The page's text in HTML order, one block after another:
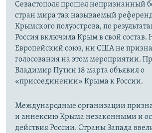
Севастополя прошел непризнанный
стран мира так называемый
Крымского полуострова, по
Россия включила Крым в свой
Европейский союз, ни США не
голосования на этом мероприятии.
Владимир Путин 18 марта объявил о
«присоединении» Крыма к России.
Международные организации
и аннексию Крыма незаконными и
действия России. Страны Запада